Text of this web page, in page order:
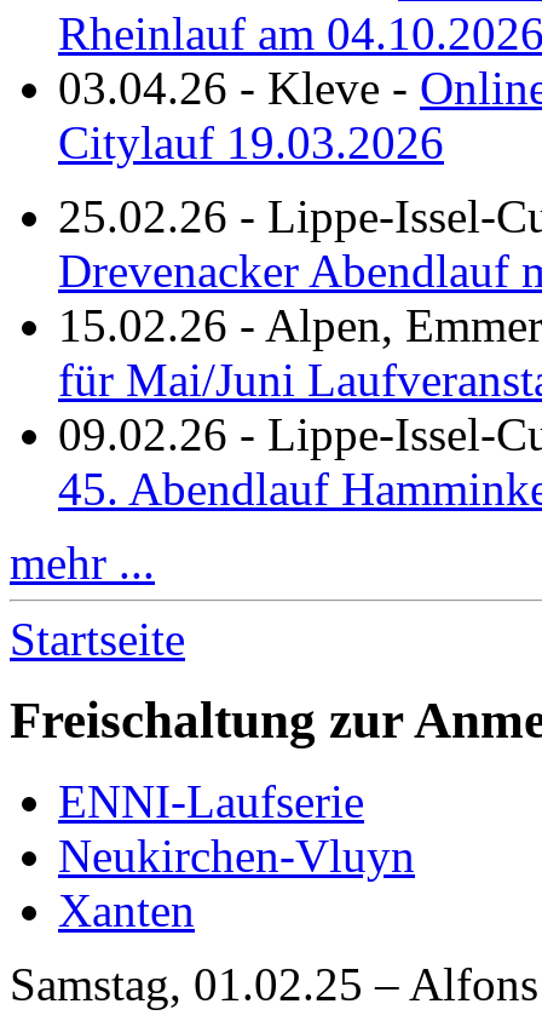
Rheinlauf am
03.04.26 - Kleve -
Citylauf 19.03.2026
25.02.26 - Lippe-Issel-
Drevenacker Abendlauf
15.02.26 - Alpen,
für Mai/Juni
09.02.26 - Lippe-Issel-
45. Abendlauf
mehr ...
Startseite
Freischaltung zur
ENNI-Laufserie
Neukirchen-Vluyn
Xanten
Samstag, 01.02.25 –